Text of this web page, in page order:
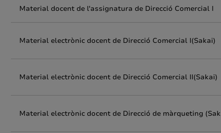
Material docent de l'assignatura de Direcció Comercial I
Material electrònic docent de Direcció Comercial I(Sakai)
Material electrònic docent de Direcció Comercial II(Sakai)
Material electrònic docent de Direcció de màrqueting